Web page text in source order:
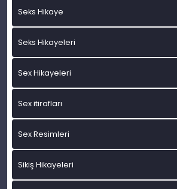
Seks Hikaye
Seks Hikayeleri
Sex Hikayeleri
Sex itirafları
Sex Resimleri
Sikiş Hikayeleri